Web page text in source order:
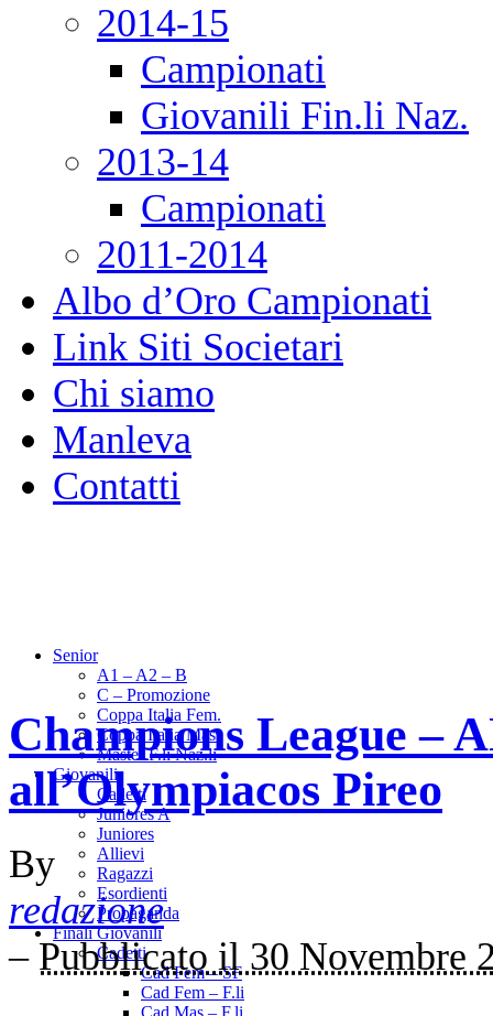
2014-15
Campionati
Giovanili Fin.li Naz.
2013-14
Campionati
2011-2014
Albo d’Oro Campionati
Link Siti Societari
Chi siamo
Manleva
Contatti
Senior
A1 – A2 – B
C – Promozione
Coppa Italia Fem.
Coppa Italia Mas.
Master F.li Naz.li
Giovanili
Cadetti
Juniores A
Juniores
Allievi
Ragazzi
Esordienti
Propaganda
Finali Giovanili
Cadetti
Cad Fem – SF
Cad Fem – F.li
Cad Mas – F.li
Champions League –
all’Olympiacos Pireo
By
redazione
– Pubblicato il 30 Novembre